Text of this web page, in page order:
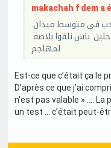
makachah f dem a
في متوسط ميدان.
باش نلقوا بلاصة
لمهاجم
Est-ce que c’était ça le
D’après ce que j’ai
n’est pas valable » ….
un test … c’était peut-